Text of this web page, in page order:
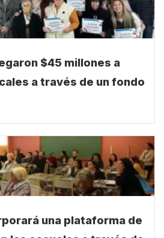
$45 millones a
a través de un fondo
una plataforma de